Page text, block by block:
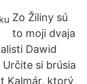
Zo Žiliny sú
to moji dvaja
Dawid
si brúsia
Kalmár, ktorý